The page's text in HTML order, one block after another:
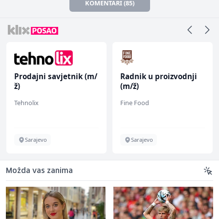
KOMENTARI (85)
Prodajni savjetnik (m/
ž)
Tehnolix
Sarajevo
Radnik u proizvodnji
(m/ž)
Fine Food
Sarajevo
Možda vas zanima